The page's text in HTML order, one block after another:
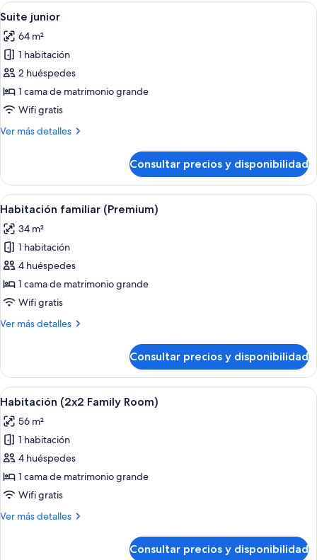
Abrir
todas
las
fotos
de
Suite
junior
Una habitación de hotel moderna
7
Suite junior
64 m²
1 habitación
2 huéspedes
1 cama de matrimonio grande
Wifi gratis
Ver más detalles
Más
junior
Consultar precios y disponibilidad
Abrir
todas
las
fotos
de
Habitación
familiar
Un baño moderno con una bañera
4
Habitación familiar (Premium)
34 m²
1 habitación
4 huéspedes
1 cama de matrimonio grande
Wifi gratis
Ver más detalles
Más
familiar
(Premium)
Consultar precios y disponibilidad
Abrir
todas
las
fotos
de
Habitación
(2x2
Room)
Habitación de hotel con una cama
5
Habitación (2x2 Family Room)
56 m²
1 habitación
4 huéspedes
1 cama de matrimonio grande
Wifi gratis
Ver más detalles
Más
Consultar precios y disponibilidad